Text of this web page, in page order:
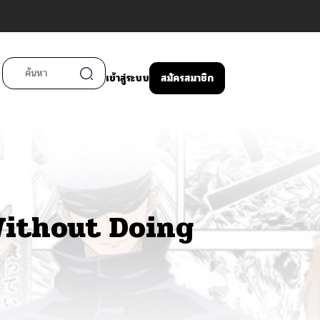
เข้าสู่ระบบ สมัครสมาชิก
Doing